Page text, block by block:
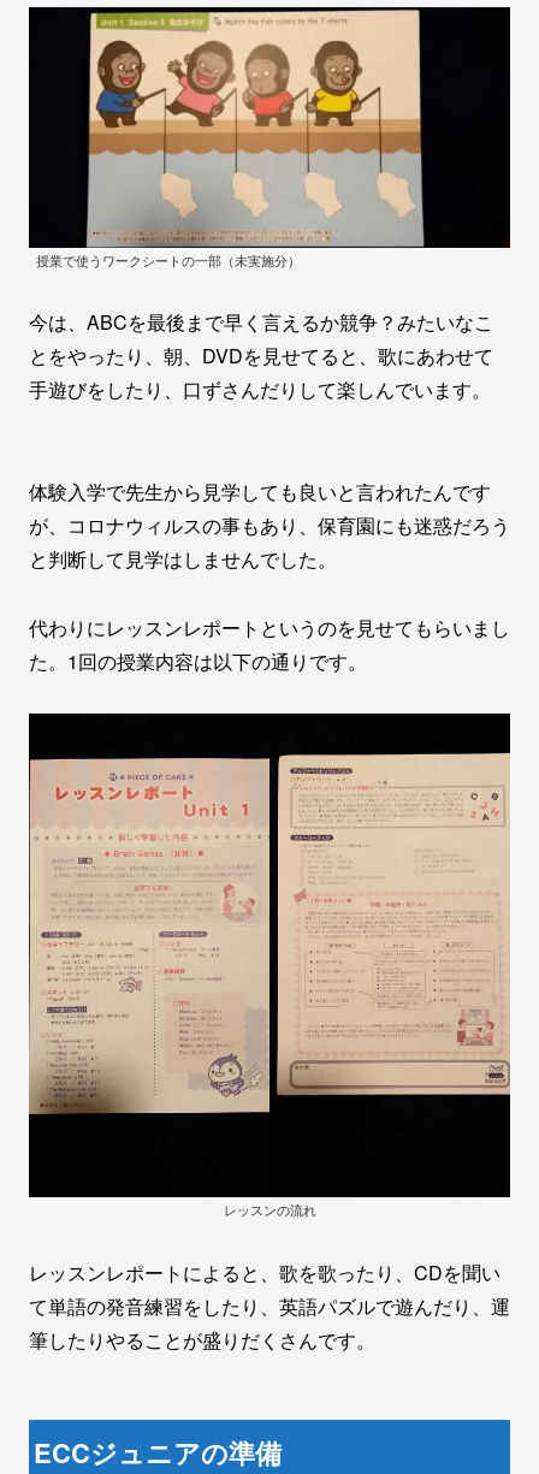
授業で使うワークシートの一部（未実施分）
今は、ABCを最後まで早く言えるか競争？みたいなこ
とをやったり、朝、DVDを見せてると、歌にあわせて
手遊びをしたり、口ずさんだりして楽しんでいます。
体験入学で先生から見学しても良いと言われたんです
が、コロナウィルスの事もあり、保育園にも迷惑だろう
と判断して見学はしませんでした。
代わりにレッスンレポートというのを見せてもらいまし
た。1回の授業内容は以下の通りです。
レッスンの流れ
レッスンレポートによると、歌を歌ったり、CDを聞い
て単語の発音練習をしたり、英語パズルで遊んだり、運
筆したりやることが盛りだくさんです。
ECCジュニアの準備